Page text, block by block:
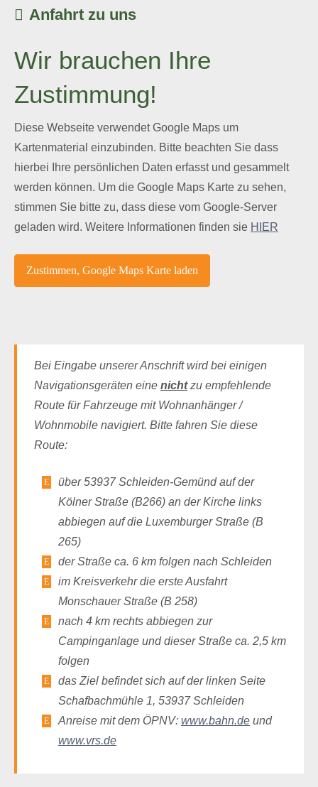
Anfahrt zu uns
Wir brauchen Ihre
Zustimmung!
Diese Webseite verwendet Google Maps um
Kartenmaterial einzubinden. Bitte beachten Sie dass
hierbei Ihre persönlichen Daten erfasst und gesammelt
werden können. Um die Google Maps Karte zu sehen,
stimmen Sie bitte zu, dass diese vom Google-Server
geladen wird. Weitere Informationen finden sie HIER
Bei Eingabe unserer Anschrift wird bei einigen
Navigationsgeräten eine nichtzu empfehlende
Route für Fahrzeuge mit Wohnanhänger /
Wohnmobile navigiert. Bitte fahren Sie diese
Route:
über 53937 Schleiden-Gemünd auf der
Kölner Straße (B266) an der Kirche links
abbiegen auf die Luxemburger Straße (B
265)
der Straße ca. 6 km folgen nach Schleiden
im Kreisverkehr die erste Ausfahrt
Monschauer Straße (B 258)
nach 4 km rechts abbiegen zur
Campinganlage und dieser Straße ca. 2,5 km
folgen
das Ziel befindet sich auf der linken Seite
Schafbachmühle 1, 53937 Schleiden
Anreise mit dem ÖPNV: www.bahn.de und
www.vrs.de